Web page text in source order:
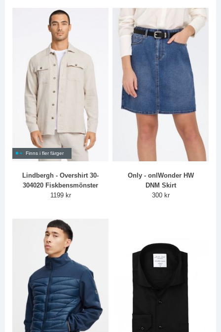
Finns i fler färger
Lindbergh - Overshirt 30-
304020 Fiskbensmönster
1199 kr
Only - onlWonder HW
DNM Skirt
300 kr